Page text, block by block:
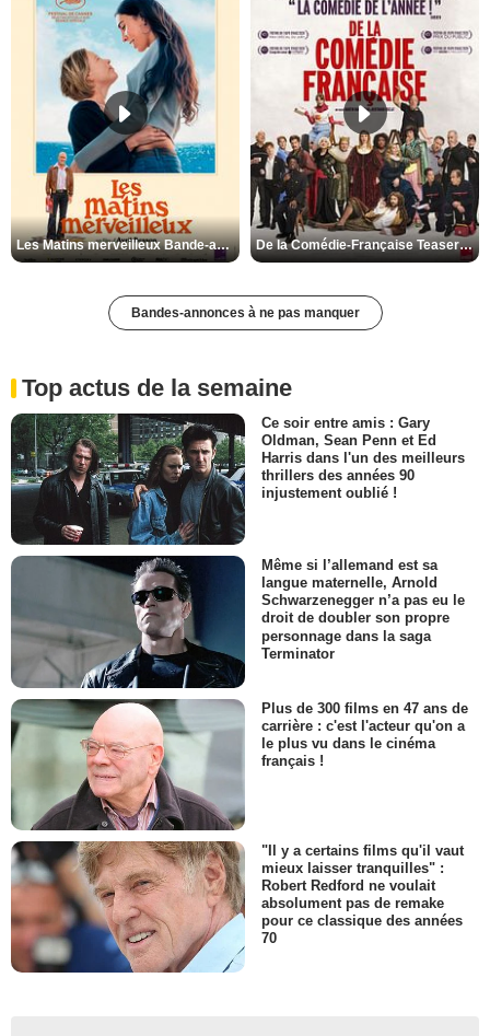
Les Matins merveilleux Bande-annonce VF De la Comédie-Française Teaser VF
Bandes-annonces à ne pas manquer
Top actus de la semaine
Ce soir entre amis : Gary
Oldman, Sean Penn et Ed
Harris dans l'un des meilleurs
thrillers des années 90
injustement oublié !
Même si l’allemand est sa
langue maternelle, Arnold
Schwarzenegger n’a pas eu le
droit de doubler son propre
personnage dans la saga
Terminator
Plus de 300 films en 47 ans de
carrière : c'est l'acteur qu'on a
le plus vu dans le cinéma
français !
"Il y a certains films qu'il vaut
mieux laisser tranquilles" :
Robert Redford ne voulait
absolument pas de remake
pour ce classique des années
70